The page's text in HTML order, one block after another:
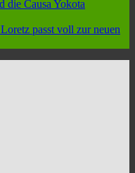
die Causa Yokota
passt voll zur neuen